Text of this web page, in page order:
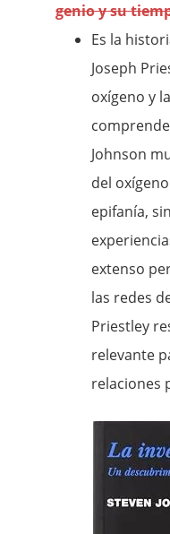
genio y su
Es la
Joseph
oxígeno y
Johnson
del
epifanía,
extenso
las redes
Priestley
relevante
relaciones